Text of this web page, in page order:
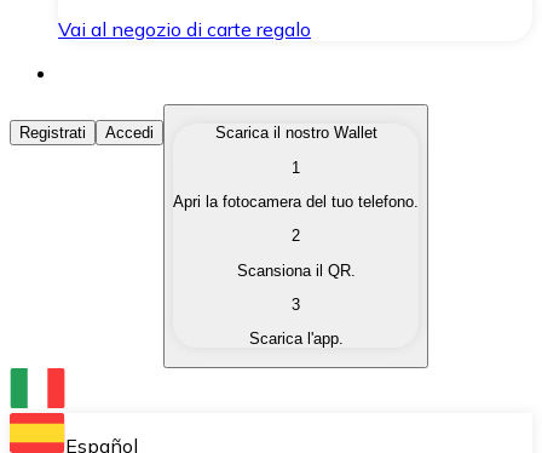
Vai al negozio di carte regalo
Acquista Criptovalute
Acquista le criptovalute che ti interessano in modo
Converti le tue criptovalute in valuta fiat quando ne
Scambia una criptovaluta con un'altra
Conserva le tue cripto in un Wallet self-custodial.
Registrati Accedi
Scarica il nostro Wallet
1
Apri la fotocamera del tuo telefono.
2
Scansiona il QR.
3
Scarica l'app.
Español